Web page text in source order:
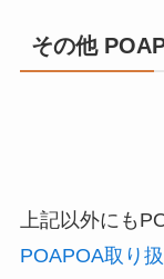
その他
上記以外にも
POAPOA取り